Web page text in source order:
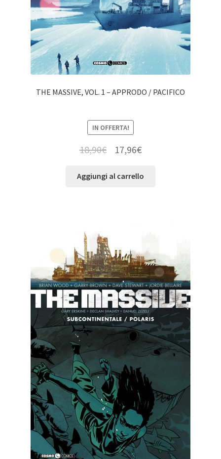
THE MASSIVE, VOL. 1 – APPRODO / PACIFICO
IN OFFERTA!
18,90€ 17,96€
Aggiungi al carrello